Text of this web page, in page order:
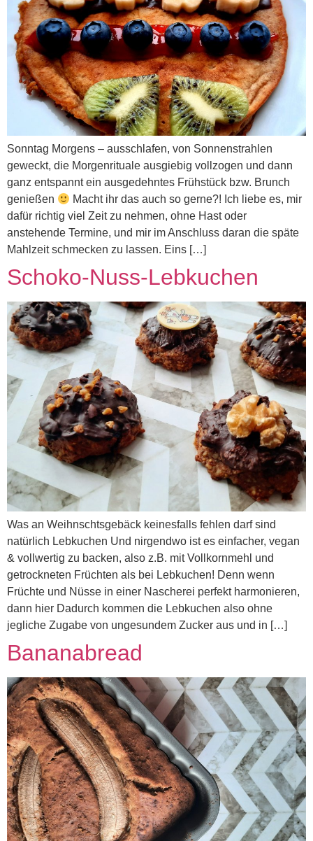
Sonntag Morgens – ausschlafen, von Sonnenstrahlen
geweckt, die Morgenrituale ausgiebig vollzogen und dann
ganz entspannt ein ausgedehntes Frühstück bzw. Brunch
genießen
Macht ihr das auch so gerne?! Ich liebe es, mir
dafür richtig viel Zeit zu nehmen, ohne Hast oder
anstehende Termine, und mir im Anschluss daran die späte
Mahlzeit schmecken zu lassen. Eins […]
Schoko-Nuss-Lebkuchen
Was an Weihnschtsgebäck keinesfalls fehlen darf sind
natürlich Lebkuchen Und nirgendwo ist es einfacher, vegan
& vollwertig zu backen, also z.B. mit Vollkornmehl und
getrockneten Früchten als bei Lebkuchen! Denn wenn
Früchte und Nüsse in einer Nascherei perfekt harmonieren,
dann hier Dadurch kommen die Lebkuchen also ohne
jegliche Zugabe von ungesundem Zucker aus und in […]
Bananabread